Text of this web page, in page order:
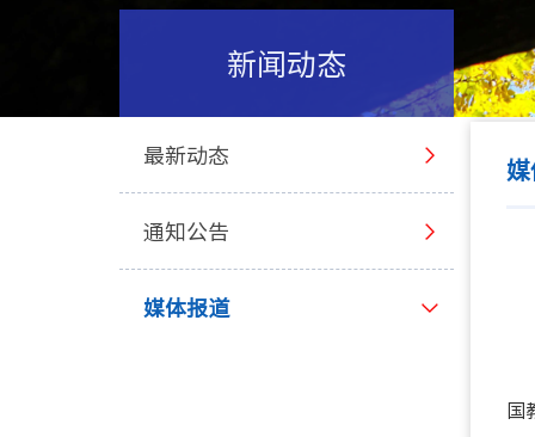
新闻动态
最新动态
通知公告
媒体报道
国